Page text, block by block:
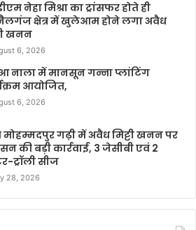
नेहा मिश्रा का ट्रांसफर होते ही
क्षेत्र में खुलेआम होने लगा अवैध
खनन
6, 2026
नाला में मानसून गन्ना प्लांटिंग
आयोजित,
6, 2026
मोहम्मदपुर गढ़ी में अवैध मिट्टी खनन पर
की बड़ी कार्रवाई, 3 जेसीबी एवं 2
ट्रॉली सीज
28, 2026